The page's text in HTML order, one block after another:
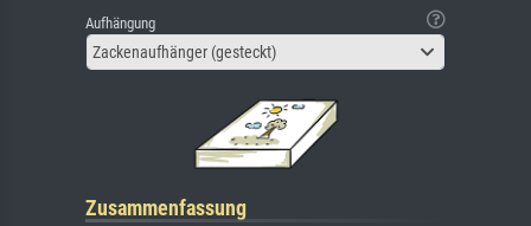
Aufhängung
Zackenaufhänger (gesteckt)
Zusammenfassung